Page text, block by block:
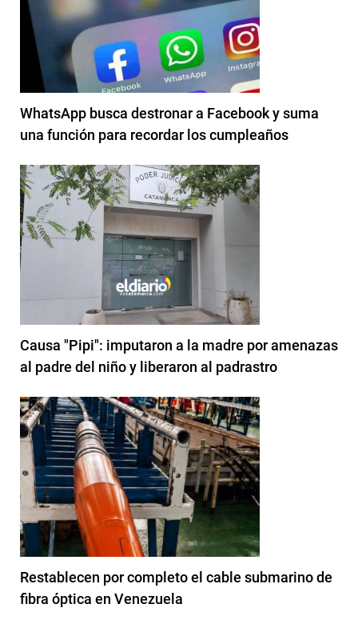
WhatsApp busca destronar a Facebook y suma
una función para recordar los cumpleaños
Causa "Pipi": imputaron a la madre por amenazas
al padre del niño y liberaron al padrastro
Restablecen por completo el cable submarino de
fibra óptica en Venezuela